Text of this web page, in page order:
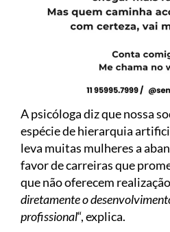
A psicóloga diz que nossa
espécie de hierarquia
leva muitas mulheres a
favor de carreiras que
que não oferecem
diretamente o
profissional“, explica.